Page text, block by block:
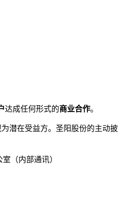
达成任何形式的商业合作。
潜在受益方。圣阳股份的主动披
（内部通讯）